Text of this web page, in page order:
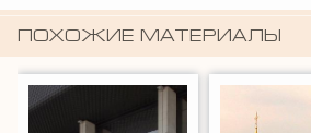
Владимирское кладбище
ПОХОЖИЕ МАТЕРИАЛЫ